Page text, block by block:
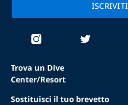
Trova un Dive
Center/Resort
Sostituisci il tuo brevetto
ISCRIVITI